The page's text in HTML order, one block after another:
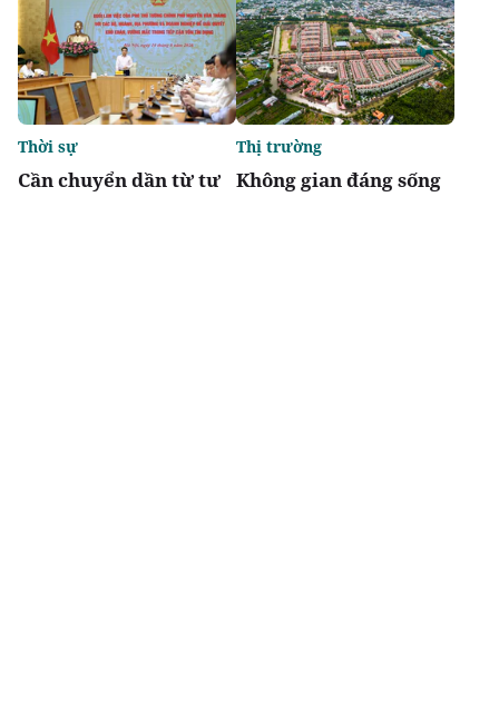
Cần chuyển dần từ tư
Thời sự
Không gian đáng sống
Thị trường